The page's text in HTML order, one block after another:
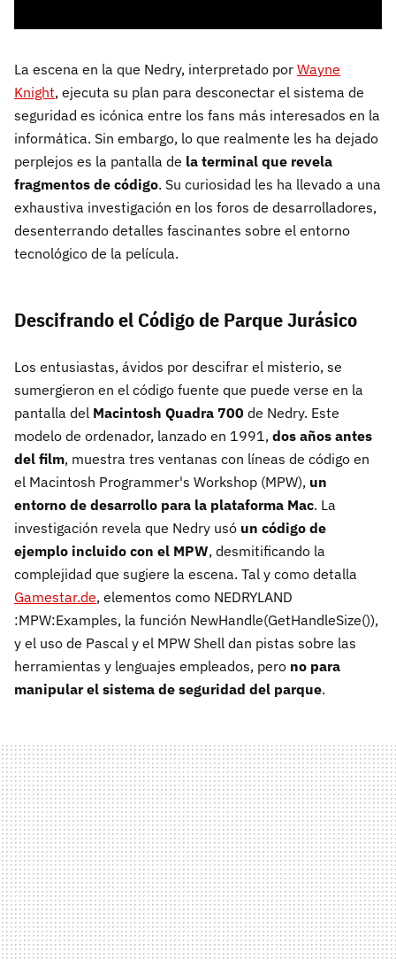
La escena en la que Nedry, interpretado por Wayne
Knight, ejecuta su plan para desconectar el sistema de
seguridad es icónica entre los fans más interesados en la
informática. Sin embargo, lo que realmente les ha dejado
perplejos es la pantalla de la terminal que revela
fragmentos de código. Su curiosidad les ha llevado a una
exhaustiva investigación en los foros de desarrolladores,
desenterrando detalles fascinantes sobre el entorno
tecnológico de la película.
Descifrando el Código de Parque Jurásico
Los entusiastas, ávidos por descifrar el misterio, se
sumergieron en el código fuente que puede verse en la
pantalla del Macintosh Quadra 700 de Nedry. Este
modelo de ordenador, lanzado en 1991, dos años antes
del film, muestra tres ventanas con líneas de código en
el Macintosh Programmer's Workshop (MPW), un
entorno de desarrollo para la plataforma Mac. La
investigación revela que Nedry usó un código de
ejemplo incluido con el MPW, desmitificando la
complejidad que sugiere la escena. Tal y como detalla
Gamestar.de, elementos como NEDRYLAND
:MPW:Examples, la función NewHandle(GetHandleSize()),
y el uso de Pascal y el MPW Shell dan pistas sobre las
herramientas y lenguajes empleados, pero no para
manipular el sistema de seguridad del parque.